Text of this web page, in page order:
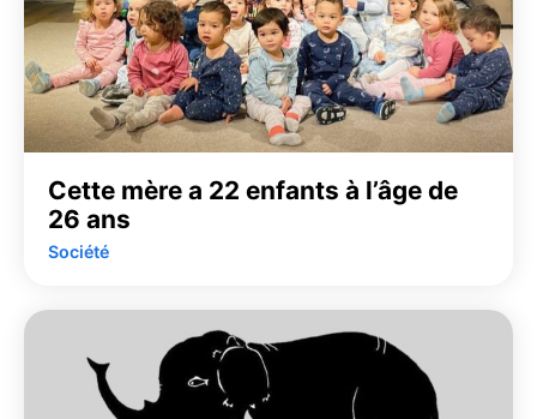
Cette mère a 22 enfants à l’âge de
26 ans
Société